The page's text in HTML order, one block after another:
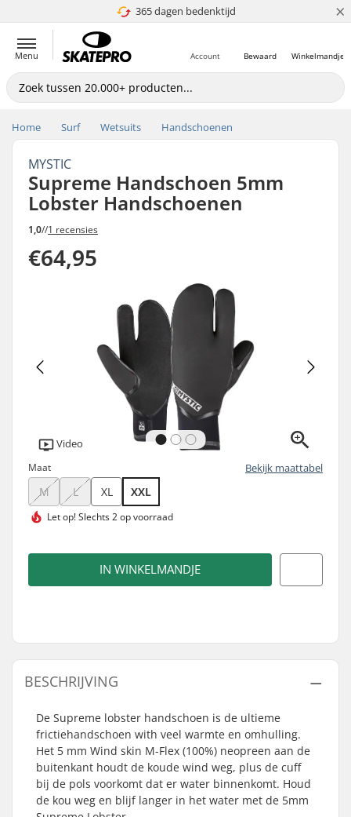
365 dagen bedenktijd
4.8 van 5 ×
Menu Winkelmandje
Bewaard
Account
Home Surf Wetsuits Handschoenen
MYSTIC
Supreme Handschoen 5mm
Lobster Handschoenen
1,0//1 recensies
€64,95
Video
Maat Bekijk maattabel
M L XL XXL
Let op!Slechts 2 op voorraad
IN WINKELMANDJE
BESCHRIJVING
De Supreme lobster handschoen is de ultieme
frictiehandschoen with veel warmte en omhulling.
Het 5 mm Wind skin M-Flex (100%) neopreen aan de
buitenkant houdt de koude wind weg, plus de cuff
bij de pols voorkomt dat er water binnenkomt. Houd
de kou weg en blijf langer in het water met de 5mm